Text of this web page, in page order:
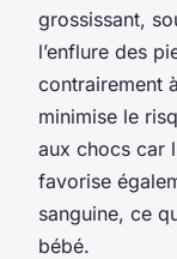
grossissant,
l’enflure des
contrairement
minimise le
aux chocs car
favorise
sanguine, ce
bébé.